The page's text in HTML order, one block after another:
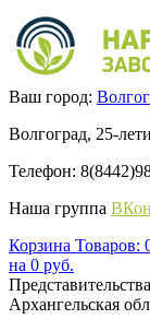
Ваш город:
Волгоград, 25-
Телефон:
Наша группа
Корзина Товаров:
на 0 руб.
Архангельская